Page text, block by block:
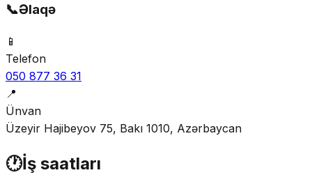
📞Əlaqə
📱
Telefon
050 877 36 31
📍
Ünvan
Üzeyir Hajibeyov 75, Bakı 1010, Azərbaycan
🕐İş saatları